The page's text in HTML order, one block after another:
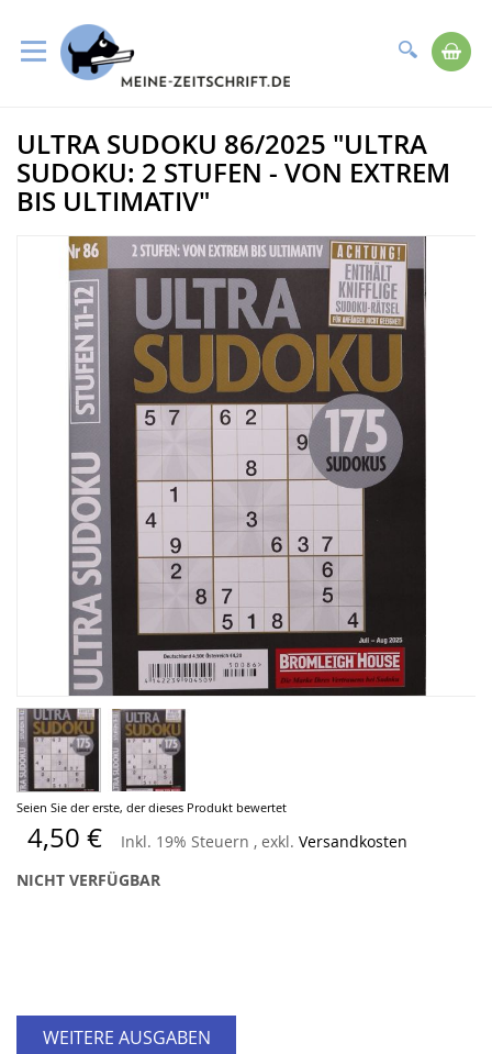
Suche
zum
Inhalt
Seien Sie der erste, der dieses Produkt bewertet
4,50 € Inkl. 19% Steuern , exkl. Versandkosten
NICHT VERFÜGBAR
WEITERE AUSGABEN
Zum
Ende
der
Bildergalerie
ULTRA SUDOKU 86/2025 "ULTRA
SUDOKU: 2 STUFEN - VON EXTREM
BIS ULTIMATIV"
Zum
Anfang
der
Bildergalerie
springen